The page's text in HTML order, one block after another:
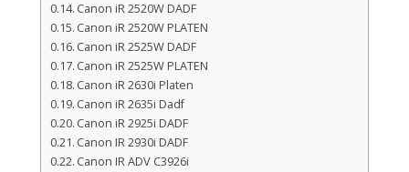
Canon iR 2520W DADF
Canon iR 2520W PLATEN
Canon iR 2525W DADF
Canon iR 2525W PLATEN
Canon iR 2630i Platen
Canon iR 2635i Dadf
Canon iR 2925i DADF
Canon IR 2930i DADF
Canon IR ADV C3926i